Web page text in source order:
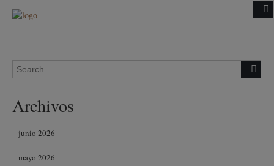
Search for:
Archivos
junio 2026
mayo 2026